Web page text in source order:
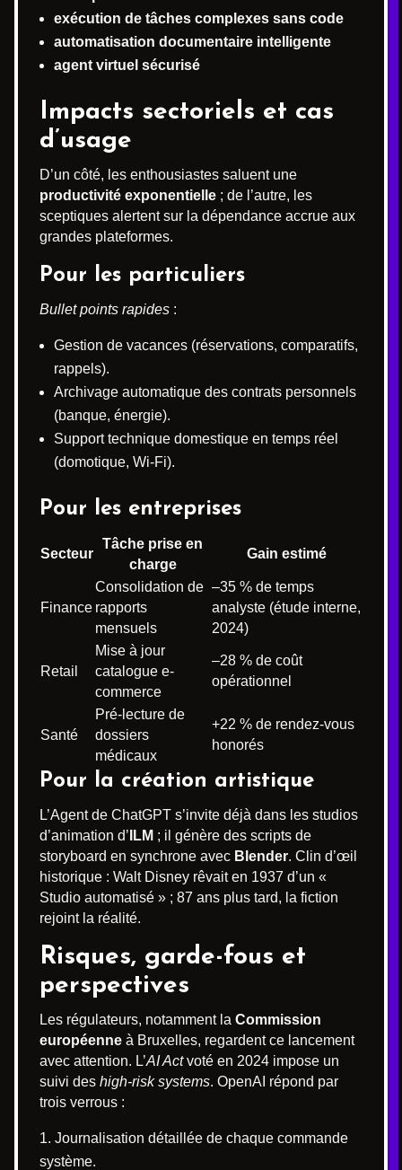
exécution de tâches complexes sans code
automatisation documentaire intelligente
agent virtuel sécurisé
Impacts sectoriels et cas
d’usage
D’un côté, les enthousiastes saluent une
productivité exponentielle ; de l’autre, les
sceptiques alertent sur la dépendance accrue aux
grandes plateformes.
Pour les particuliers
Bullet points rapides :
Gestion de vacances (réservations, comparatifs,
rappels).
Archivage automatique des contrats personnels
(banque, énergie).
Support technique domestique en temps réel
(domotique, Wi-Fi).
Pour les entreprises
Secteur
Tâche prise en
charge
Gain estimé
Finance
Consolidation de
rapports
mensuels
–35 % de temps
analyste (étude interne,
2024)
Retail
Mise à jour
catalogue e-
commerce
–28 % de coût
opérationnel
Santé
Pré-lecture de
dossiers
médicaux
+22 % de rendez-vous
honorés
Pour la création artistique
L’Agent de ChatGPT s’invite déjà dans les studios
d’animation d’ ILM ; il génère des scripts de
storyboard en synchrone avec Blender. Clin d’œil
historique : Walt Disney rêvait en 1937 d’un «
Studio automatisé » ; 87 ans plus tard, la fiction
rejoint la réalité.
Risques, garde-fous et
perspectives
Les régulateurs, notamment la Commission
européenne à Bruxelles, regardent ce lancement
avec attention. L’AI Actvoté en 2024 impose un
suivi des high-risk systems. OpenAI répond par
trois verrous :
Journalisation détaillée de chaque commande
système.